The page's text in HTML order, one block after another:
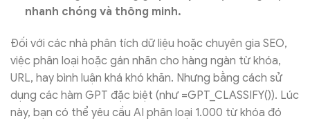
nhanh chóng và thông minh.
Đối với các nhà phân tích dữ liệu hoặc chuyên gia SEO,
việc phân loại hoặc gán nhãn cho hàng ngàn từ khóa,
URL, hay bình luận khá khó khăn. Nhưng bằng cách sử
dụng các hàm GPT đặc biệt (như =GPT_CLASSIFY()). Lúc
này, bạn có thể yêu cầu AI phân loại 1.000 từ khóa đó